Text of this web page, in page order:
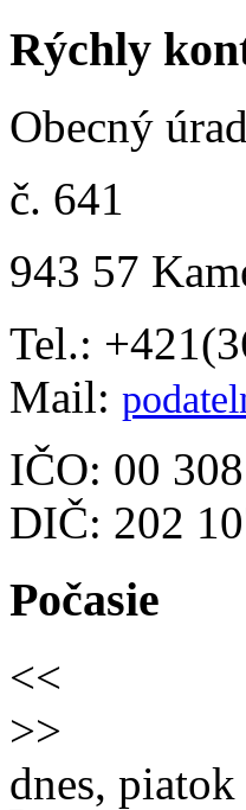
Rýchly
Obecný úrad
č. 641
943 57
Tel.:
Mail:
IČO: 00
DIČ: 202
Počasie
<<
>>
dnes,